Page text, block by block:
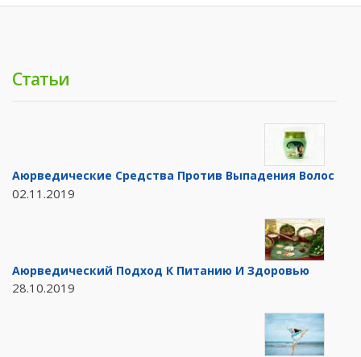
Статьи
Аюрведические Средства Против Выпадения Волос
02.11.2019
Аюрведический Подход К Питанию И Здоровью
28.10.2019